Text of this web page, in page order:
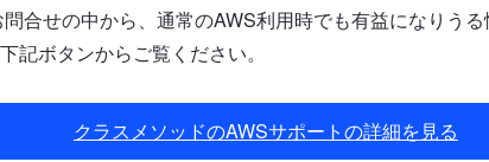
合せの中から、通常のAWS利用時でも有益になりう
ボタンからご覧ください。
クラスメソッドのAWSサポートの詳細を見る